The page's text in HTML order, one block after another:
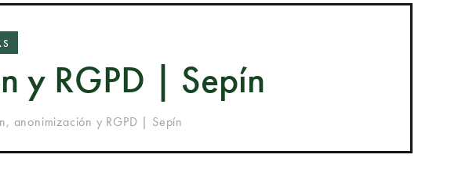
y RGPD | Sepín
anonimización y RGPD | Sepín